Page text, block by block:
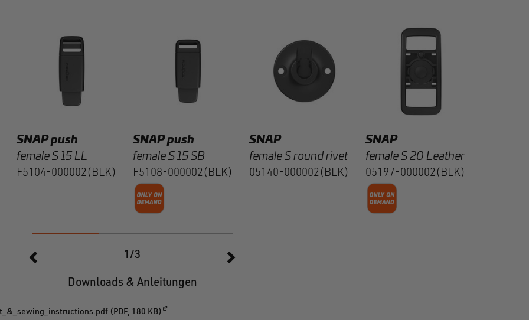
SNAP push
female S 15 LL
F5104-000002(BLK)
SNAP push
female S 15 SB
F5108-000002(BLK)
SNAP
female S round rivet
05140-000002(BLK)
SNAP
female S 20 Leather
05197-000002(BLK)
1/3
Downloads & Anleitungen
(PDF, 180 KB)